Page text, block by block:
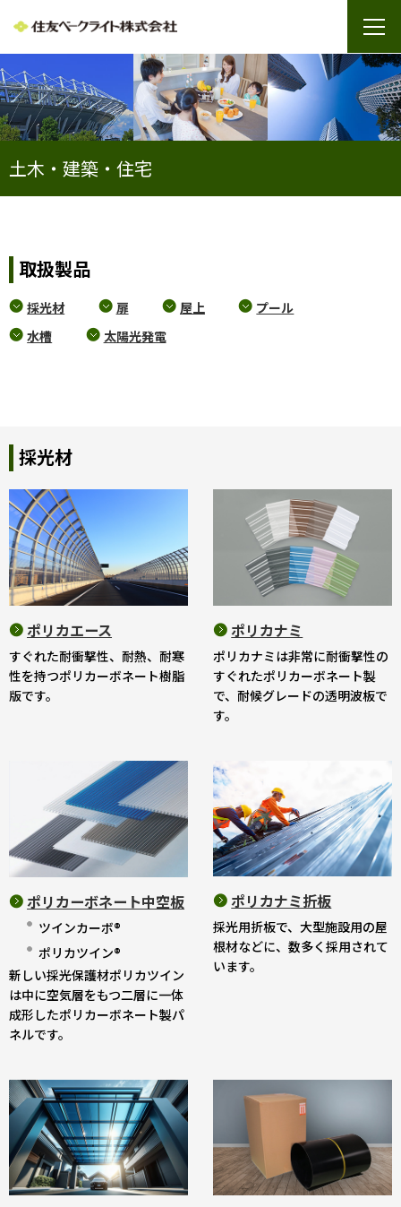
土木・建築・住宅
取扱製品
採光材 扉 屋上
プール
水槽
太陽光発電
採光材
ポリカエース
すぐれた耐衝撃性、耐熱、耐寒
性を持つポリカーボネート樹脂
版です。
ポリカナミ
ポリカナミは非常に耐衝撃性の
すぐれたポリカーボネート製
で、耐候グレードの透明波板で
す。
ポリカーボネート中空板
ツインカーボ®
ポリカツイン®
新しい採光保護材ポリカツイン
は中に空気層をもつ二層に一体
成形したポリカーボネート製パ
ネルです。
ポリカナミ折板
採光用折板で、大型施設用の屋
根材などに、数多く採用されて
います。